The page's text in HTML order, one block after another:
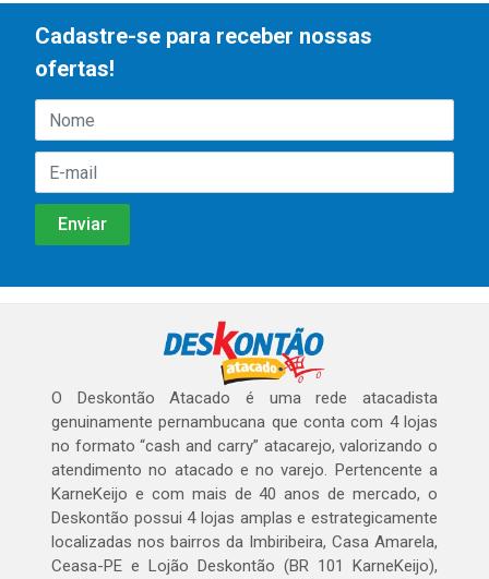
Cadastre-se para receber nossas
ofertas!
O Deskontão Atacado é uma rede atacadista
genuinamente pernambucana que conta com 4 lojas
no formato “cash and carry” atacarejo, valorizando o
atendimento no atacado e no varejo. Pertencente a
KarneKeijo e com mais de 40 anos de mercado, o
Deskontão possui 4 lojas amplas e estrategicamente
localizadas nos bairros da Imbiribeira, Casa Amarela,
Ceasa-PE e Lojão Deskontão (BR 101 KarneKeijo),